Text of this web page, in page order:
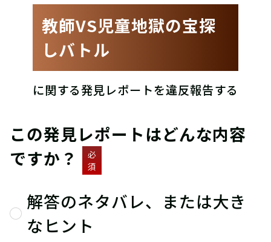
教師VS児童地獄の宝探
しバトル
に関する発見レポートを違反報告する
この発見レポートはどんな内容
ですか？
必
須
解答のネタバレ、または大き
なヒント